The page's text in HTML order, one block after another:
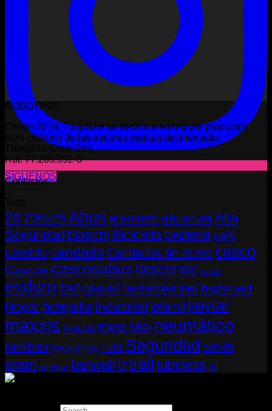
SÍGUENOS
NOSOTROS
Desde 2019, ThugBike se dedica a entregarte productos
para ciclismo de las mejores marcas del mercado.
ThugBike Chile Spa
Rut: 77.289.992-0
Contactos:
29 700x25 Abus abusmtb abusrutaAlta
Seguridad bianchi Bicicleta cadenacafé
cambio candado Candados de acero casco
Cascos cascosabus descenso durolux
enduro exo gravel herramientas highroad
Hogar horquilla Industrial infantil kevlar
maxxis maza mips Mtb neumático
rambler rockshox ruta Seguridad smith
sram suntour tanwalltrtrail tubeless Xc